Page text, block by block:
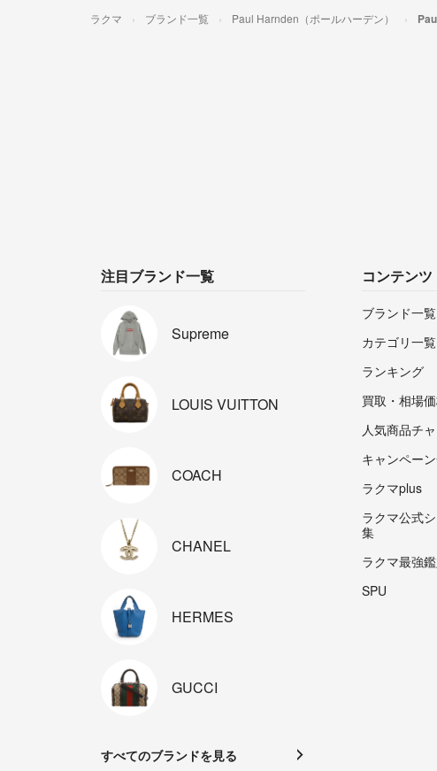
ラクマ ブランド一覧 Paul Harnden（ポールハーデン）
注目ブランド一覧
Supreme
LOUIS VUITTON
COACH
CHANEL
HERMES
GUCCI
すべてのブランドを見る
コンテンツ
ブランド一覧
カテゴリ一覧
ランキング
買取・相場
人気商品チ
キャンペー
ラクマplus
ラクマ公式
集
ラクマ最強
SPU